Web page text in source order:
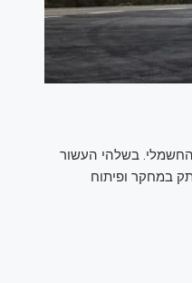
החשמלי. בשלהי העשור
במחקר ופיתוח